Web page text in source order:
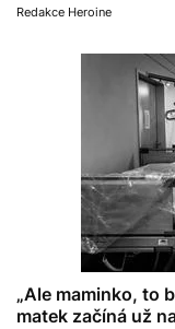
Redakce Heroine
„Ale maminko, to
matek začíná už